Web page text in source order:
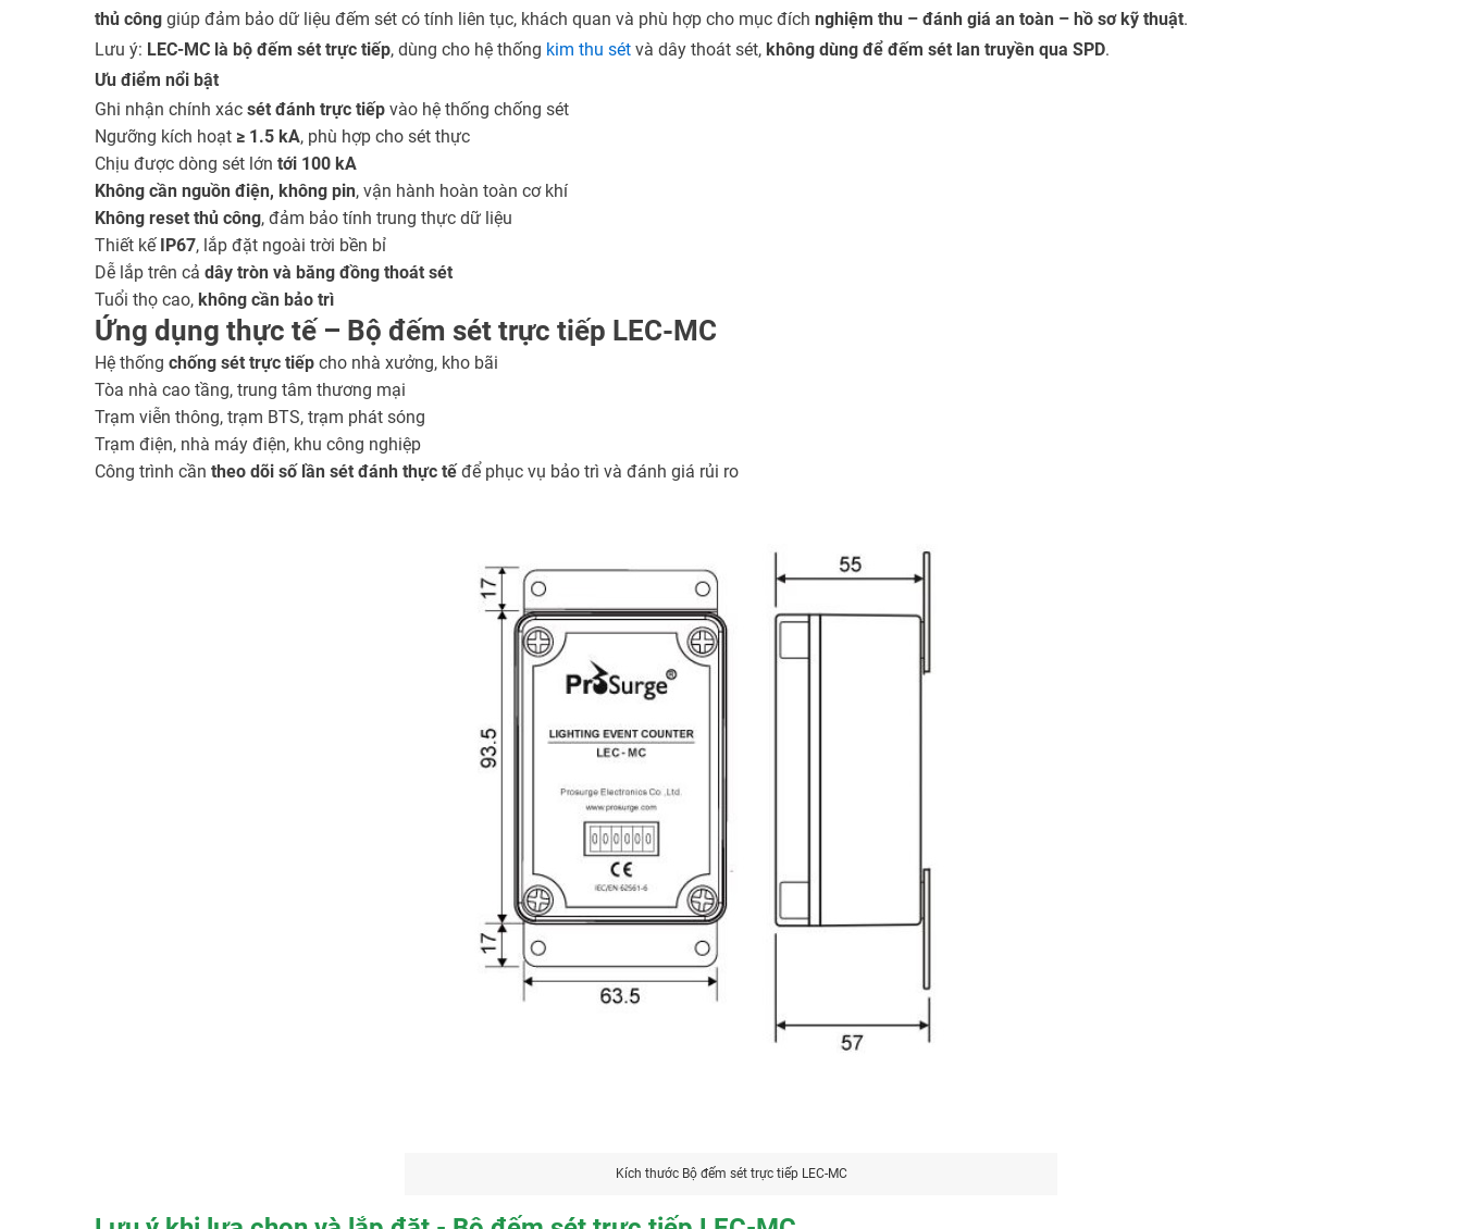
thủ công giúp đảm bảo dữ liệu đếm sét có tính liên tục, khách quan và phù hợp cho mục đích nghiệm thu – đánh giá an toàn – hồ sơ kỹ thuật.
Lưu ý: LEC-MC là bộ đếm sét trực tiếp, dùng cho hệ thống kim thu sét và dây thoát sét, không dùng để đếm sét lan truyền qua SPD.
Ưu điểm nổi bật
Ghi nhận chính xác sét đánh trực tiếp vào hệ thống chống sét
Ngưỡng kích hoạt ≥ 1.5 kA, phù hợp cho sét thực
Chịu được dòng sét lớn tới 100 kA
Không cần nguồn điện, không pin, vận hành hoàn toàn cơ khí
Không reset thủ công, đảm bảo tính trung thực dữ liệu
Thiết kế IP67, lắp đặt ngoài trời bền bỉ
Dễ lắp trên cả dây tròn và băng đồng thoát sét
Tuổi thọ cao, không cần bảo trì
Ứng dụng thực tế – Bộ đếm sét trực tiếp LEC-MC
Hệ thống chống sét trực tiếp cho nhà xưởng, kho bãi
Tòa nhà cao tầng, trung tâm thương mại
Trạm viễn thông, trạm BTS, trạm phát sóng
Trạm điện, nhà máy điện, khu công nghiệp
Công trình cần theo dõi số lần sét đánh thực tếđể phục vụ bảo trì và đánh giá rủi ro
Kích thước Bộ đếm sét trực tiếp LEC-MC